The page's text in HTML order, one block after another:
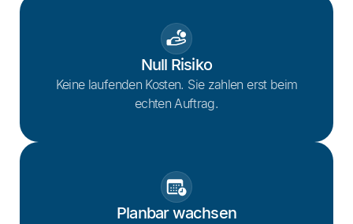
Null Risiko
Keine laufenden Kosten. Sie zahlen erst beim
echten Auftrag.
Planbar wachsen